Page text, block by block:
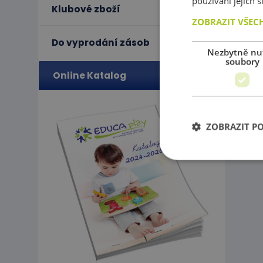
Klubové zboží
Do vyprodání zásob
Online Katalog
ZOBRAZIT
Nezbytně
soubory
ZOBRAZIT
Nezbytně nutné
stránky nelze bez